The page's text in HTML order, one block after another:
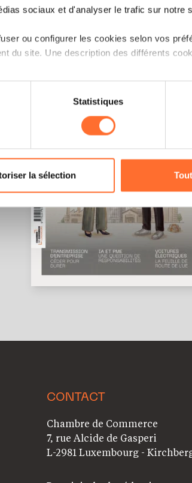
sociaux et d'analyser le trafic sur notre
ou configurer les cookies selon vos
du site. Une description des différents
(ex : lecture de vidéos,
des cookieset notrePolitique de
Statistiques
la sélection
CONTACT
Chambre de Commerce
7, rue Alcide de Gasperi
L-2981 Luxembourg -